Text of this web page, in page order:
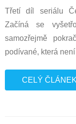
Třetí díl seriálu
Začíná se
samozřejmě
podívané, která
CELÝ